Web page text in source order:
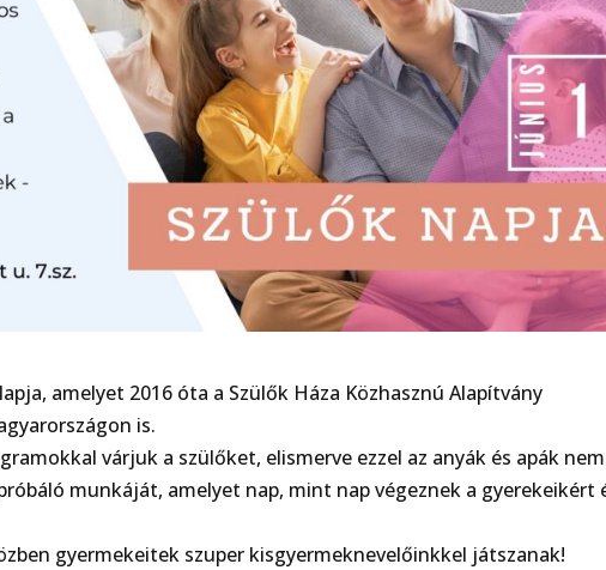
amelyet 2016 óta a Szülők Háza Közhasznú Alapítvány
is.
várjuk a szülőket, elismerve ezzel az anyák és apák nem
munkáját, amelyet nap, mint nap végeznek a gyerekeikért
gyermekeitek szuper kisgyermeknevelőinkkel játszanak!